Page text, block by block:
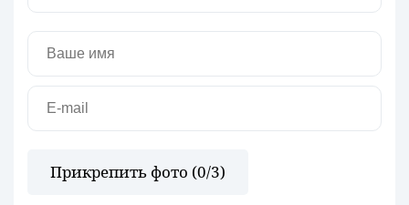
Прикрепить фото (0/3)